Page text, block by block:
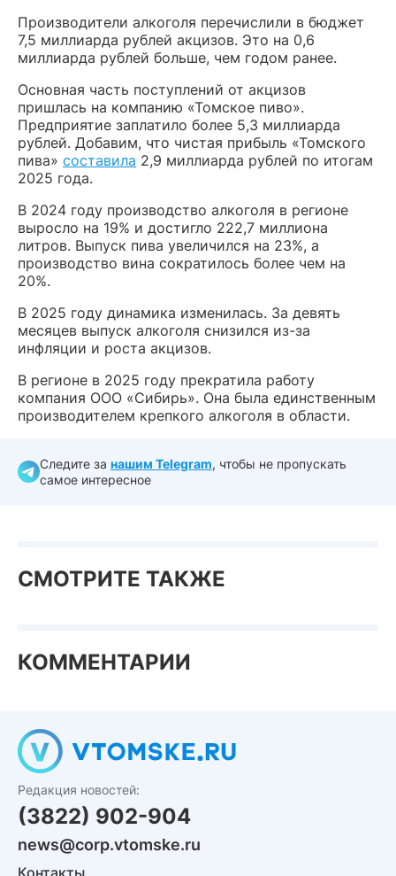
Производители алкоголя перечислили в бюджет
7,5 миллиарда рублей акцизов. Это на 0,6
миллиарда рублей больше, чем годом ранее.
Основная часть поступлений от акцизов
пришлась на компанию «Томское пиво».
Предприятие заплатило более 5,3 миллиарда
рублей. Добавим, что чистая прибыль «Томского
пива» составила 2,9 миллиарда рублей по итогам
2025 года.
В 2024 году производство алкоголя в регионе
выросло на 19% и достигло 222,7 миллиона
литров. Выпуск пива увеличился на 23%, а
производство вина сократилось более чем на
20%.
В 2025 году динамика изменилась. За девять
месяцев выпуск алкоголя снизился из-за
инфляции и роста акцизов.
В регионе в 2025 году прекратила работу
компания ООО «Сибирь». Она была единственным
производителем крепкого алкоголя в области.
Следите за нашим Telegram, чтобы не пропускать
самое интересное
СМОТРИТЕ ТАКЖЕ
КОММЕНТАРИИ
Редакция новостей:
(3822) 902-904
news@corp.vtomske.ru
Контакты